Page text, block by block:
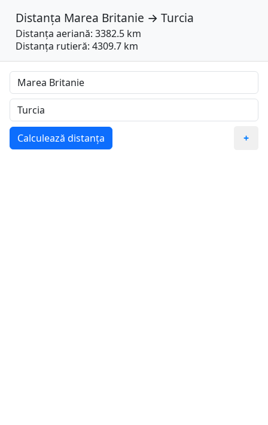
Distanța Marea Britanie → Turcia
Distanța aeriană: 3382.5 km
Distanța rutieră: 4309.7 km
Calculează distanța +